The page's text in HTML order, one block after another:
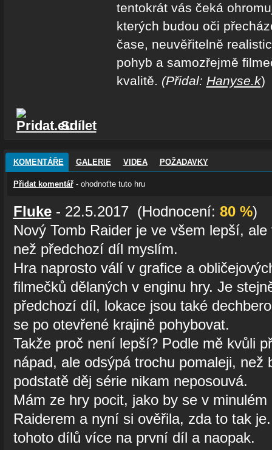
tentokrát vás čeká
kterých budou oči
čase, neuvěřitelně
pohyb a samozřejmě
kvalitě. (Přidal: Hanyse.k)
Sdílet
KOMENTÁŘE GALERIE VIDEA POŽADAVKY
Přidat komentář- ohodnoťte tuto hru
Fluke- 22.5.2017 (Hodnocení: 80 %)
Nový Tomb Raider je ve všem lepší,
než předchozí díl myslím.
Hra naprosto válí v grafice a
filmečků dělaných v enginu hry. Je
předchozí díl, lokace jsou také
se po otevřené krajině pohybovat.
Takže proč není lepší? Podle mě kvůli
nápad, ale odsýpá trochu pomaleji, než
podstatě děj série nikam neposouvá.
Mám ze hry pocit, jako by se v
Raiderem a nyní si ověřila, zda to tak
tohoto dílů více na první díl a naopak.